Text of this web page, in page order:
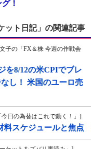
！
ット日記」の関連記事
子の「FX＆株 今週の作戦会
を8/12の米CPIでブレ
し！ 米国のユーロ売
日の為替はこれで動く！」]
料スケジュールと焦点